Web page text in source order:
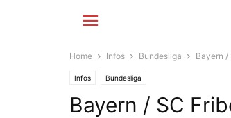
Home Infos Bundesliga Bayern /
Infos Bundesliga
Bayern / SC